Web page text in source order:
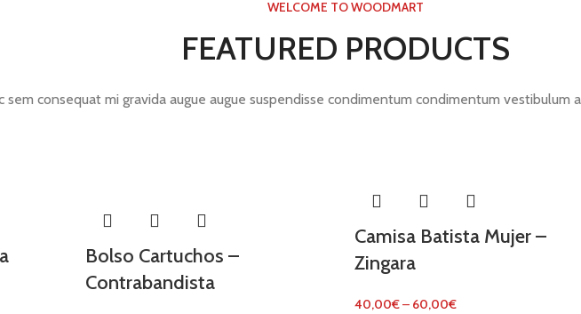
WELCOME TO WOODMART
FEATURED PRODUCTS
sem consequat mi gravida augue augue suspendisse condimentum condimentum vestibulum
Bolso Cartuchos –
Contrabandista
Camisa Batista Mujer –
Zingara
40,00€– 60,00€